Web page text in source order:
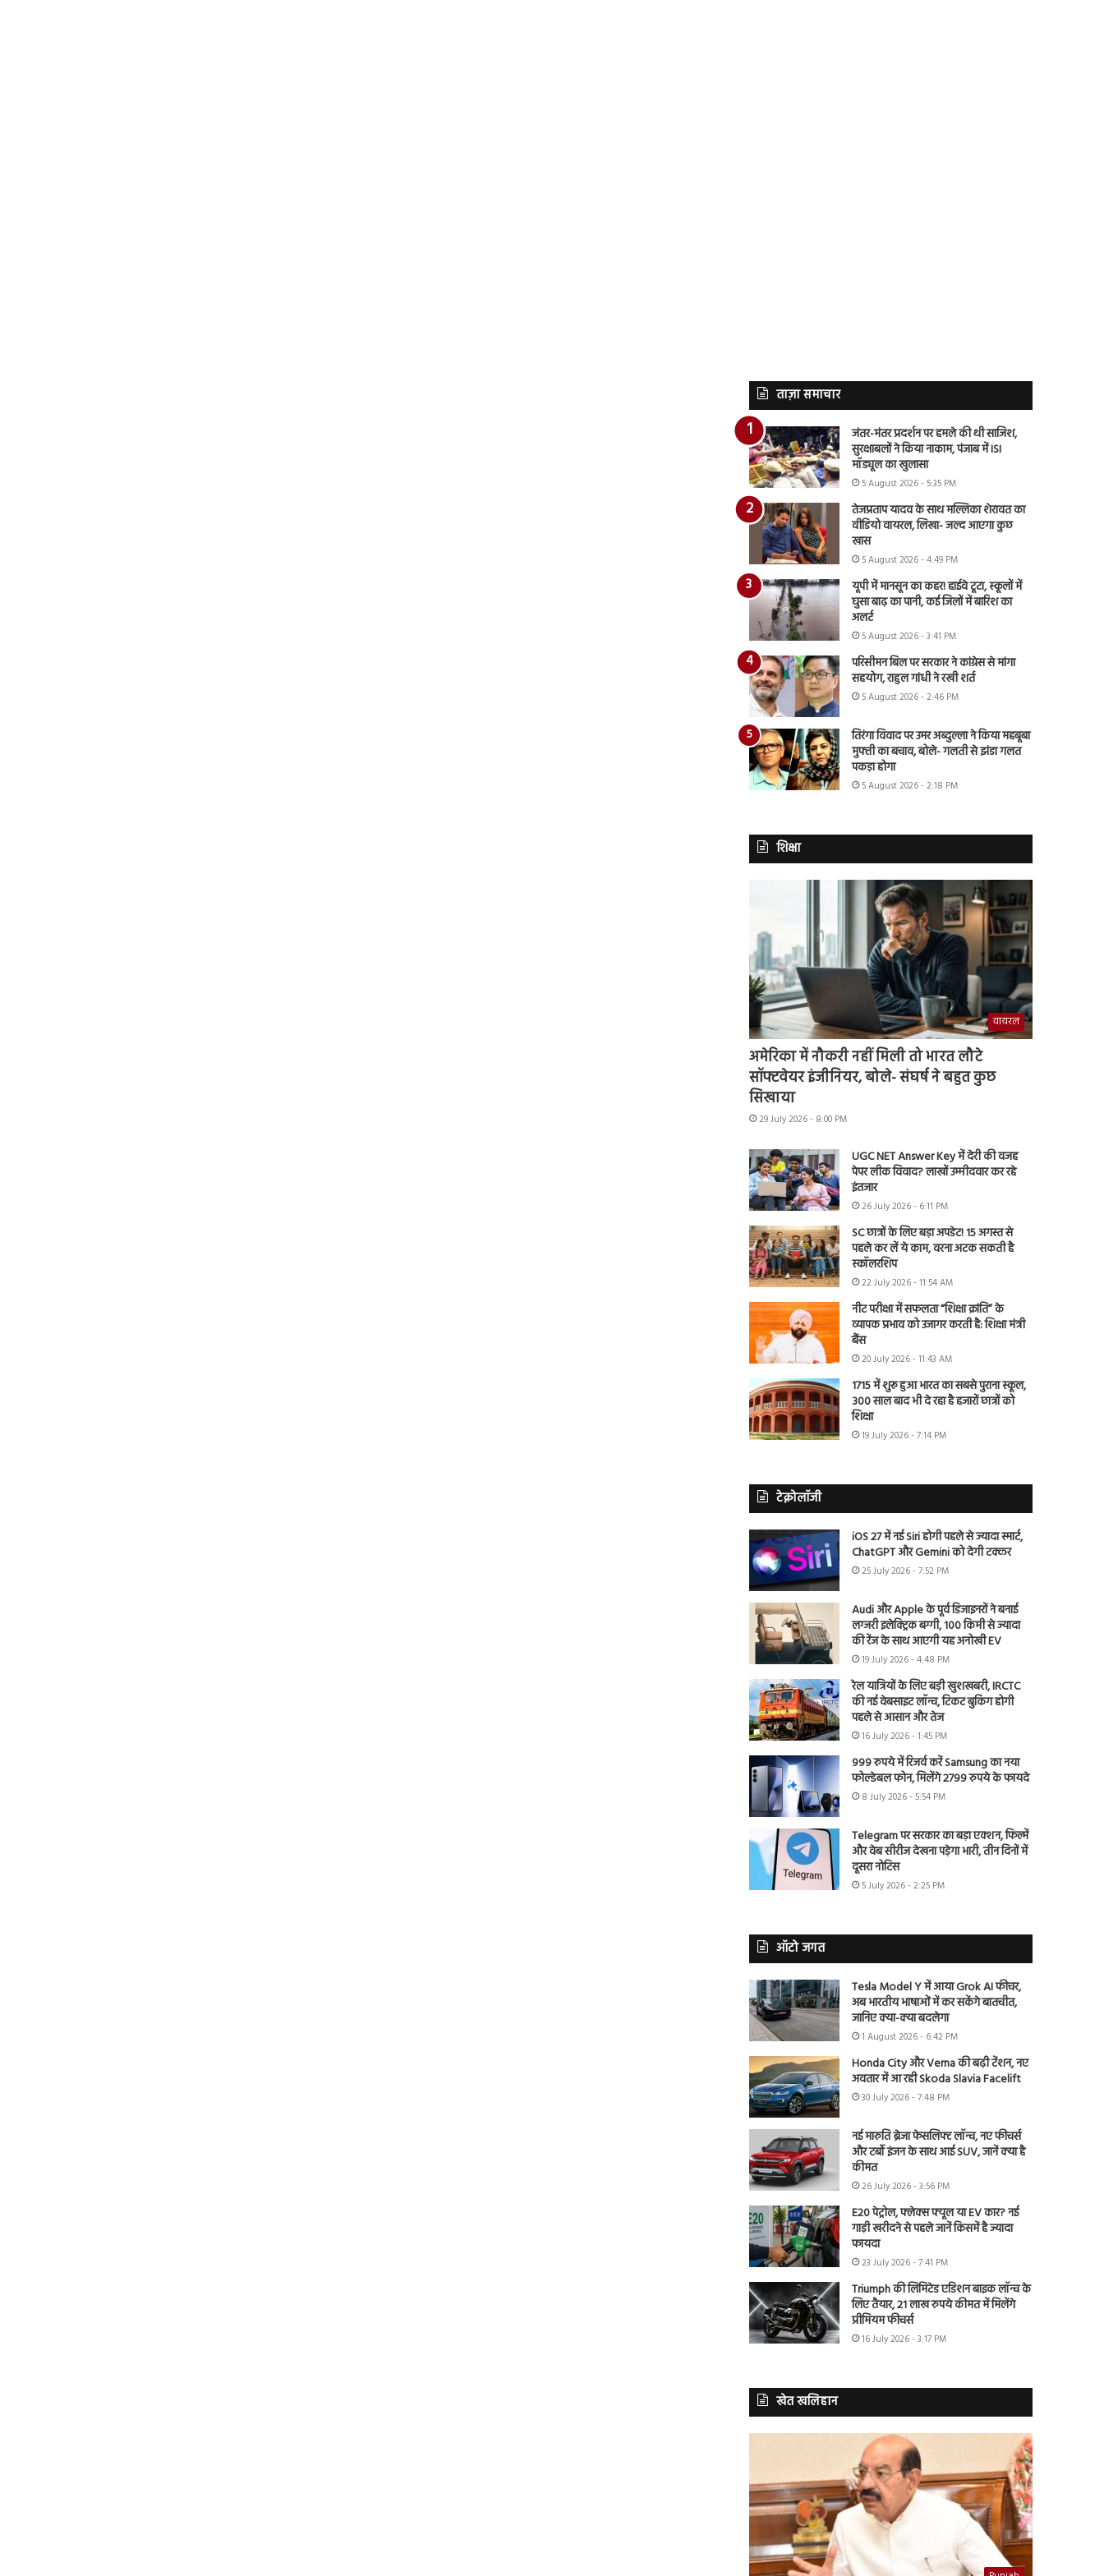
ताज़ा समाचार
जंतर-मंतर प्रदर्शन पर हमले की थी साजिश,
सुरक्षाबलों ने किया नाकाम, पंजाब में ISI
मॉड्यूल का खुलासा
5 August 2026 - 5:35 PM
तेजप्रताप यादव के साथ मल्लिका शेरावत का
वीडियो वायरल, लिखा- जल्द आएगा कुछ
खास
5 August 2026 - 4:49 PM
यूपी में मानसून का कहर! हाईवे टूटा, स्कूलों में
घुसा बाढ़ का पानी, कई जिलों में बारिश का
अलर्ट
5 August 2026 - 3:41 PM
परिसीमन बिल पर सरकार ने कांग्रेस से मांगा
सहयोग, राहुल गांधी ने रखी शर्त
5 August 2026 - 2:46 PM
तिरंगा विवाद पर उमर अब्दुल्ला ने किया महबूबा
मुफ्ती का बचाव, बोले- गलती से झंडा गलत
पकड़ा होगा
5 August 2026 - 2:18 PM
शिक्षा
वायरल
अमेरिका में नौकरी नहीं मिली तो भारत लौटे
सॉफ्टवेयर इंजीनियर, बोले- संघर्ष ने बहुत कुछ
सिखाया
29 July 2026 - 8:00 PM
UGC NET Answer Key में देरी की वजह
पेपर लीक विवाद? लाखों उम्मीदवार कर रहे
इंतजार
26 July 2026 - 6:11 PM
SC छात्रों के लिए बड़ा अपडेट! 15 अगस्त से
पहले कर लें ये काम, वरना अटक सकती है
स्कॉलरशिप
22 July 2026 - 11:54 AM
नीट परीक्षा में सफलता “शिक्षा क्रांति” के
व्यापक प्रभाव को उजागर करती है: शिक्षा मंत्री
बैंस
20 July 2026 - 11:43 AM
1715 में शुरू हुआ भारत का सबसे पुराना स्कूल,
300 साल बाद भी दे रहा है हजारों छात्रों को
शिक्षा
19 July 2026 - 7:14 PM
टेक्नोलॉजी
iOS 27 में नई Siri होगी पहले से ज्यादा स्मार्ट,
ChatGPT और Gemini को देगी टक्कर
25 July 2026 - 7:52 PM
Audi और Apple के पूर्व डिजाइनरों ने बनाई
लग्जरी इलेक्ट्रिक बग्गी, 100 किमी से ज्यादा
की रेंज के साथ आएगी यह अनोखी EV
19 July 2026 - 4:48 PM
रेल यात्रियों के लिए बड़ी खुशखबरी, IRCTC
की नई वेबसाइट लॉन्च, टिकट बुकिंग होगी
पहले से आसान और तेज
16 July 2026 - 1:45 PM
999 रुपये में रिजर्व करें Samsung का नया
फोल्डेबल फोन, मिलेंगे 2799 रुपये के फायदे
8 July 2026 - 5:54 PM
Telegram पर सरकार का बड़ा एक्शन, फिल्में
और वेब सीरीज देखना पड़ेगा भारी, तीन दिनों में
दूसरा नोटिस
5 July 2026 - 2:25 PM
ऑटो जगत
Tesla Model Y में आया Grok AI फीचर,
अब भारतीय भाषाओं में कर सकेंगे बातचीत,
जानिए क्या-क्या बदलेगा
1 August 2026 - 6:42 PM
Honda City और Verna की बढ़ी टेंशन, नए
अवतार में आ रही Skoda Slavia Facelift
30 July 2026 - 7:48 PM
नई मारुति ब्रेजा फेसलिफ्ट लॉन्च, नए फीचर्स
और टर्बो इंजन के साथ आई SUV, जानें क्या है
कीमत
26 July 2026 - 3:56 PM
E20 पेट्रोल, फ्लेक्स फ्यूल या EV कार? नई
गाड़ी खरीदने से पहले जानें किसमें है ज्यादा
फायदा
23 July 2026 - 7:41 PM
Triumph की लिमिटेड एडिशन बाइक लॉन्च के
लिए तैयार, 21 लाख रुपये कीमत में मिलेंगे
प्रीमियम फीचर्स
16 July 2026 - 3:17 PM
खेत खलिहान